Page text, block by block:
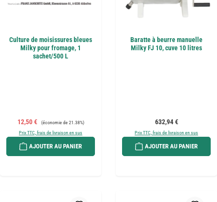
Culture de moisissures bleues
Milky pour fromage, 1
sachet/500 L
Prix de vente :
12,50 € Prix régulier :
(économie de 21.38%)
Prix TTC, frais de livraison en sus
AJOUTER AU PANIER
Baratte à beurre manuelle
Milky FJ 10, cuve 10 litres
Prix régulier :
632,94 €
Prix TTC, frais de livraison en sus
AJOUTER AU PANIER